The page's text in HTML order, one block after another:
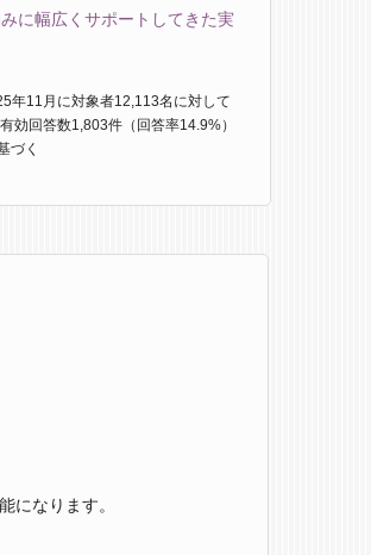
に幅広くサポートしてきた実
年11月に対象者12,113名に対して
効回答数1,803件（回答率14.9%）
づく
になります。